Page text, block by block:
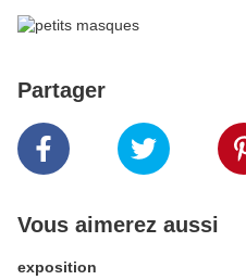
Partager
Vous aimerez aussi
exposition